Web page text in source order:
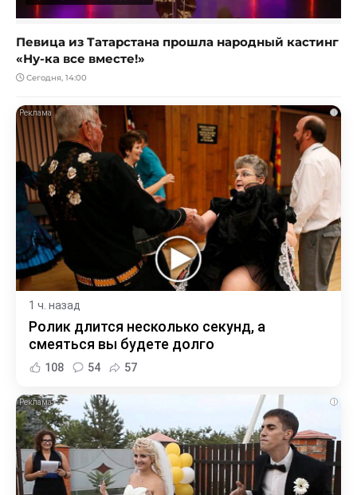
Певица из Татарстана прошла народный кастинг
«Ну-ка все вместе!»
Сегодня, 14:00
i
1 ч. назад
Ролик длится несколько секунд, а
смеяться вы будете долго
108 54 57
i